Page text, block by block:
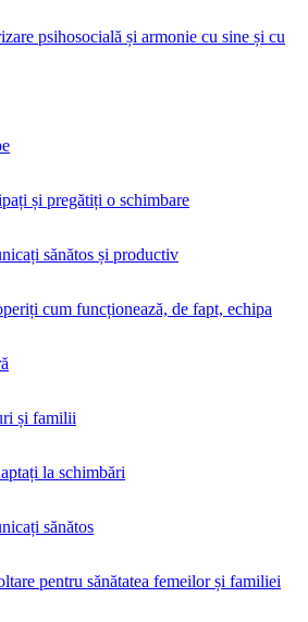
psihosocială și armonie cu sine și cu
și pregătiți o schimbare
sănătos și productiv
cum funcționează, de fapt, echipa
și familii
la schimbări
sănătos
pentru sănătatea femeilor și familiei